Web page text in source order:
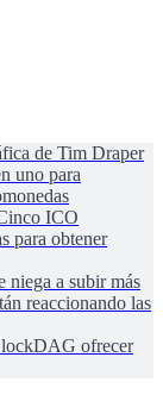
de Tim Draper
uno para
ICO
para obtener
niega a subir más
reaccionando las
ofrecer